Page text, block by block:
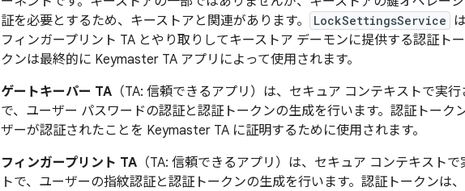
証を必要とするため、キーストアと関連があります。
LockSettingsService
フィンガープリント TA とやり取りしてキーストア デーモンに提供する認証ト
クンは最終的に Keymaster TA アプリによって使用されます。
ゲートキーパー TA （TA: 信頼できるアプリ）は、セキュア コンテキストで実
で、ユーザー パスワードの認証と認証トークンの生成を行います。認証トーク
ザーが認証されたことを Keymaster TA に証明するために使用されます。
フィンガープリント TA （TA: 信頼できるアプリ）は、セキュア コンテキスト
トで、ユーザーの指紋認証と認証トークンの生成を行います。認証トークンは